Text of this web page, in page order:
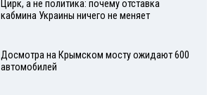
Цирк, а не политика: почему отставка
кабмина Украины ничего не меняет
Досмотра на Крымском мосту ожидают 600
автомобилей